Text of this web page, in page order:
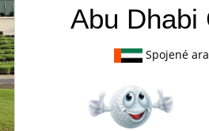
Abu Dhabi
Spojené